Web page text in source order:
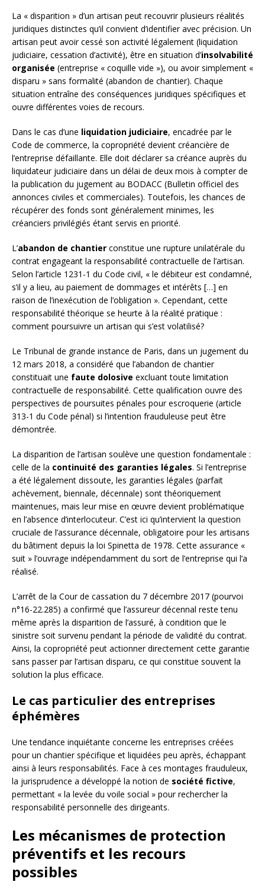
La « disparition » d’un artisan peut recouvrir plusieurs réalités
juridiques distinctes qu’il convient d’identifier avec précision. Un
artisan peut avoir cessé son activité légalement (liquidation
judiciaire, cessation d’activité), être en situation d’insolvabilité
organisée (entreprise « coquille vide »), ou avoir simplement «
disparu » sans formalité (abandon de chantier). Chaque
situation entraîne des conséquences juridiques spécifiques et
ouvre différentes voies de recours.
Dans le cas d’une liquidation judiciaire, encadrée par le
Code de commerce, la copropriété devient créancière de
l’entreprise défaillante. Elle doit déclarer sa créance auprès du
liquidateur judiciaire dans un délai de deux mois à compter de
la publication du jugement au BODACC (Bulletin officiel des
annonces civiles et commerciales). Toutefois, les chances de
récupérer des fonds sont généralement minimes, les
créanciers privilégiés étant servis en priorité.
L’abandon de chantier constitue une rupture unilatérale du
contrat engageant la responsabilité contractuelle de l’artisan.
Selon l’article 1231-1 du Code civil, « le débiteur est condamné,
s’il y a lieu, au paiement de dommages et intérêts […] en
raison de l’inexécution de l’obligation ». Cependant, cette
responsabilité théorique se heurte à la réalité pratique :
comment poursuivre un artisan qui s’est volatilisé?
Le Tribunal de grande instance de Paris, dans un jugement du
12 mars 2018, a considéré que l’abandon de chantier
constituait une faute dolosive excluant toute limitation
contractuelle de responsabilité. Cette qualification ouvre des
perspectives de poursuites pénales pour escroquerie (article
313-1 du Code pénal) si l’intention frauduleuse peut être
démontrée.
La disparition de l’artisan soulève une question fondamentale :
celle de la continuité des garanties légales. Si l’entreprise
a été légalement dissoute, les garanties légales (parfait
achèvement, biennale, décennale) sont théoriquement
maintenues, mais leur mise en œuvre devient problématique
en l’absence d’interlocuteur. C’est ici qu’intervient la question
cruciale de l’assurance décennale, obligatoire pour les artisans
du bâtiment depuis la loi Spinetta de 1978. Cette assurance «
suit » l’ouvrage indépendamment du sort de l’entreprise qui l’a
réalisé.
L’arrêt de la Cour de cassation du 7 décembre 2017 (pourvoi
n°16-22.285) a confirmé que l’assureur décennal reste tenu
même après la disparition de l’assuré, à condition que le
sinistre soit survenu pendant la période de validité du contrat.
Ainsi, la copropriété peut actionner directement cette garantie
sans passer par l’artisan disparu, ce qui constitue souvent la
solution la plus efficace.
Le cas particulier des entreprises
éphémères
Une tendance inquiétante concerne les entreprises créées
pour un chantier spécifique et liquidées peu après, échappant
ainsi à leurs responsabilités. Face à ces montages frauduleux,
la jurisprudence a développé la notion de société fictive,
permettant « la levée du voile social » pour rechercher la
responsabilité personnelle des dirigeants.
Les mécanismes de protection
préventifs et les recours
possibles